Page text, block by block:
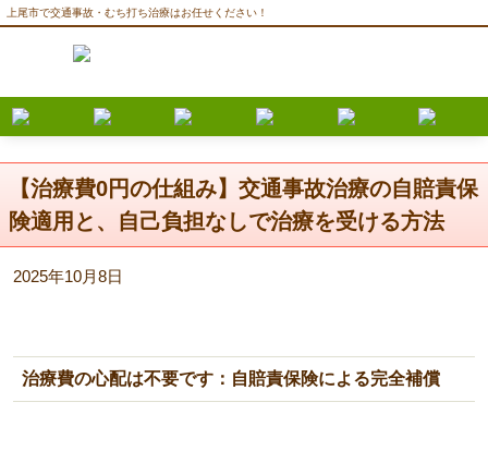
上尾市で交通事故・むち打ち治療はお任せください！
【治療費0円の仕組み】交通事故治療の自賠責保
険適用と、自己負担なしで治療を受ける方法
2025年10月8日
治療費の心配は不要です：自賠責保険による完全補償